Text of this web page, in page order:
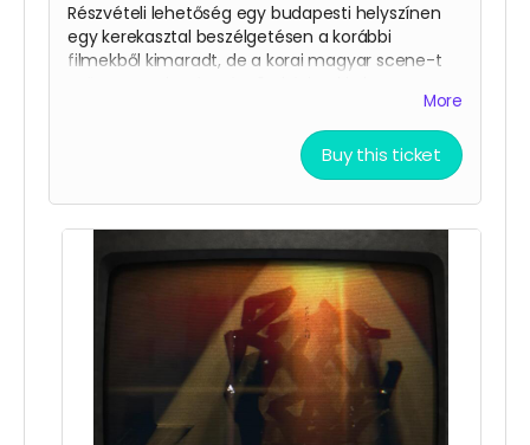
Részvételi lehetőség egy budapesti helyszínen
egy kerekasztal beszélgetésen a korábbi
filmekből kimaradt, de a korai magyar scene-t
Demókészítés, játéktörések, toolok, trainerek,
saját játékok a C64 korszakban.Az élő
eseményen a támogatók is kérdezhetnek, a
beszélgetésről pedig felvétel készül, azt 1 évig
csak a támogatók nézhetik vissza.Plusz a “Hall of
Fame” és “Digitális VIP” csomagok.
More
Buy this ticket